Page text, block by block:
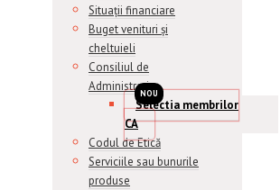
Situații financiare
Buget venituri și
cheltuieli
Consiliul de
Administrație
Selectia membrilor
CA
Codul de Etică
Serviciile sau bunurile
produse